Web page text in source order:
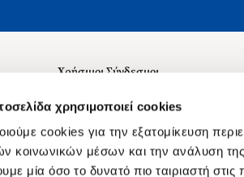
χρησιμοποιεί cookies
cookies για την εξατομίκευση
κοινωνικών μέσων και την ανάλυση
μία όσο το δυνατό πιο ταιριαστή στις
Χρήσιμοι Σύνδεσμοι
Σχετικά με εμάς
Θέσεις Εργασίας
Οδηγίες για τις "Λίστες
Οδηγίες Χρήσης Αναζήτησης